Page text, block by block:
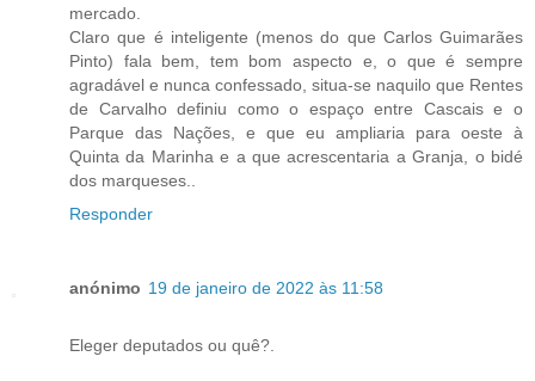
mercado.
Claro que é inteligente (menos do que Carlos Guimarães
Pinto) fala bem, tem bom aspecto e, o que é sempre
agradável e nunca confessado, situa-se naquilo que Rentes
de Carvalho definiu como o espaço entre Cascais e o
Parque das Nações, e que eu ampliaria para oeste à
Quinta da Marinha e a que acrescentaria a Granja, o bidé
dos marqueses..
Responder
anónimo 19 de janeiro de 2022 às 11:58
Eleger deputados ou quê?.